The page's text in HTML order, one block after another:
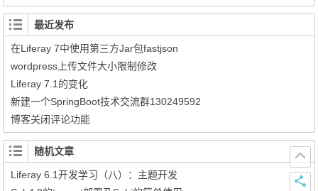
最近发布
在Liferay 7中使用第三方Jar包fastjson
wordpress上传文件大小限制修改
Liferay 7.1的变化
新建一个SpringBoot技术交流群130249592
博客关闭评论功能
随机文章
Liferay 6.1开发学习（八）：主题开发